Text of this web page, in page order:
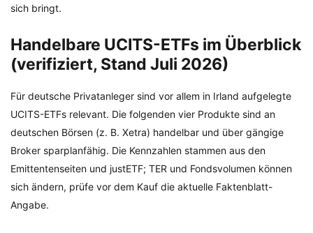
sich bringt.
Handelbare UCITS-ETFs im Überblick
(verifiziert, Stand Juli 2026)
Für deutsche Privatanleger sind vor allem in Irland aufgelegte
UCITS-ETFs relevant. Die folgenden vier Produkte sind an
deutschen Börsen (z. B. Xetra) handelbar und über gängige
Broker sparplanfähig. Die Kennzahlen stammen aus den
Emittentenseiten und justETF; TER und Fondsvolumen können
sich ändern, prüfe vor dem Kauf die aktuelle Faktenblatt-
Angabe.